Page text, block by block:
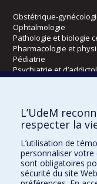
Obstétrique-
Ophtalmologie
Pathologie et biologie
Pharmacologie et
Pédiatrie
Psychiatrie et
Radiologie, radio-
Écoles
Orthophonie et
Réadaptation
L’UdeM
respecter la
L’utilisation de
personnaliser votre
sont obligatoires
sécurité du site